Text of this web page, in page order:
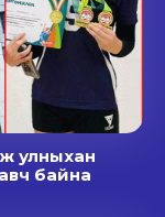
улныхан
байна